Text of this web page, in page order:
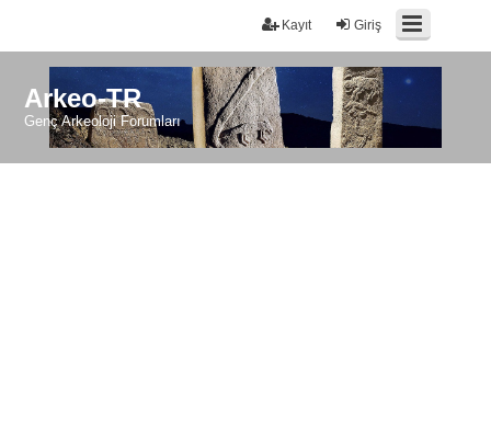
Giriş
Kayıt
Arkeo-TR
Genç Arkeoloji Forumları